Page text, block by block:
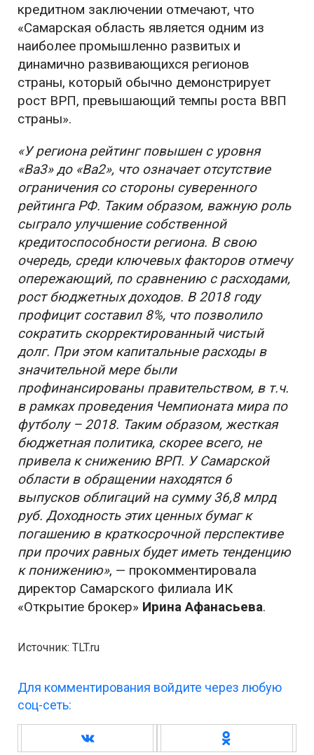
кредитном заключении отмечают, что
«Самарская область является одним из
наиболее промышленно развитых и
динамично развивающихся регионов
страны, который обычно демонстрирует
рост ВРП, превышающий темпы роста ВВП
страны».
«У региона рейтинг повышен с уровня
«Ва3» до «Ва2», что означает отсутствие
ограничения со стороны суверенного
рейтинга РФ. Таким образом, важную роль
сыграло улучшение собственной
кредитоспособности региона. В свою
очередь, среди ключевых факторов отмечу
опережающий, по сравнению с расходами,
рост бюджетных доходов. В 2018 году
профицит составил 8%, что позволило
сократить скорректированный чистый
долг. При этом капитальные расходы в
значительной мере были
профинансированы правительством, в т.ч.
в рамках проведения Чемпионата мира по
футболу – 2018. Таким образом, жесткая
бюджетная политика, скорее всего, не
привела к снижению ВРП. У Самарской
области в обращении находятся 6
выпусков облигаций на сумму 36,8 млрд
руб. Доходность этих ценных бумаг к
погашению в краткосрочной перспективе
при прочих равных будет иметь тенденцию
к понижению», — прокомментировала
директор Самарского филиала ИК
«Открытие брокер» Ирина Афанасьева.
Источник: TLT.ru
Для комментирования войдите через любую
соц-сеть: